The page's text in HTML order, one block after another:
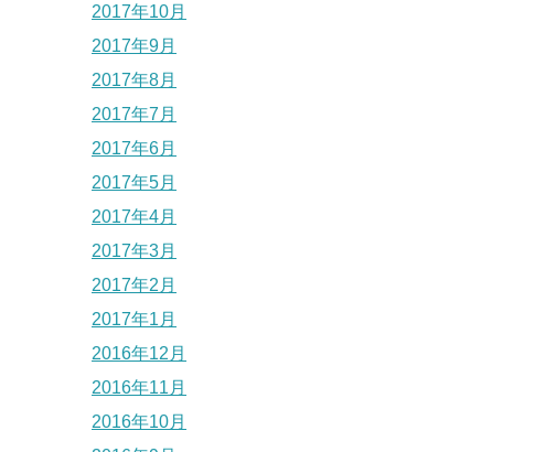
2017年10月
2017年9月
2017年8月
2017年7月
2017年6月
2017年5月
2017年4月
2017年3月
2017年2月
2017年1月
2016年12月
2016年11月
2016年10月